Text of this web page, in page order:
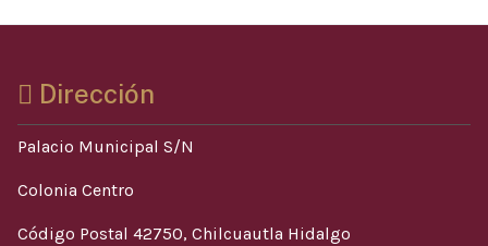
Dirección
Palacio Municipal S/N
Colonia Centro
Código Postal 42750, Chilcuautla Hidalgo